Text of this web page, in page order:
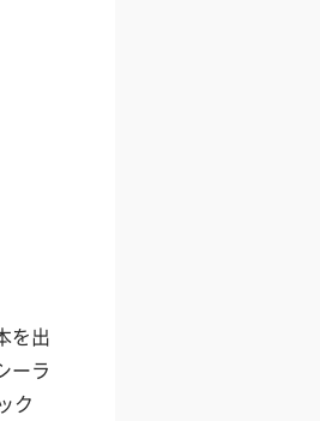
を出
ーラ
ク